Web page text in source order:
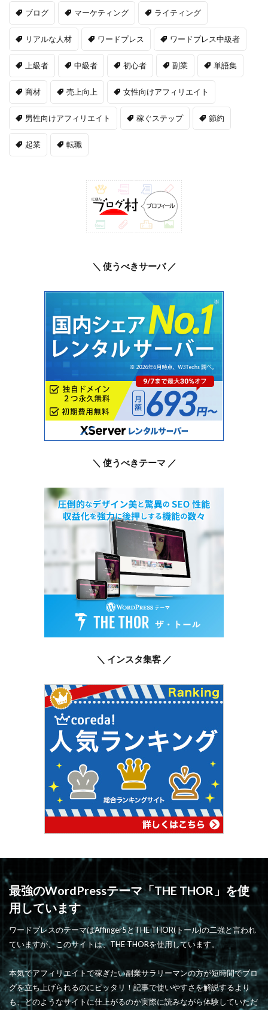
ブログ マーケティング ライティング
リアルな人材 ワードプレス ワードプレス中級者
上級者 中級者 初心者 副業 単語集
商材 売上向上 女性向けアフィリエイト
男性向けアフィリエイト 稼ぐステップ 節約
起業 転職
＼ 使うべきサーバ ／
＼ 使うべきテーマ ／
＼ インスタ集客 ／
最強のWordPressテーマ「THE THOR」を使
用しています
ワードプレスのテーマはAffinger5とTHE THOR(トール)の二強と言われ
ていますが、このサイトは、THE THORを使用しています。
本気でアフィリエイトで稼ぎたい副業サラリーマンの方が短時間でブロ
グを立ち上げられるのにピッタリ！記事で使いやすさを解説するより
も、どのようなサイトに仕上がるのか実際に読みながら体験していただ